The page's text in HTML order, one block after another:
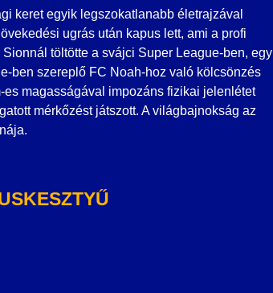
keret egyik legszokatlanabb életrajzával
ugrás után kapus lett, ami a profi
töltötte a svájci Super League-ben, egy
ben szereplő FC Noah-hoz való kölcsönzés
magasságával impozáns fizikai jelenlétet
mérkőzést játszott. A világbajnokság az